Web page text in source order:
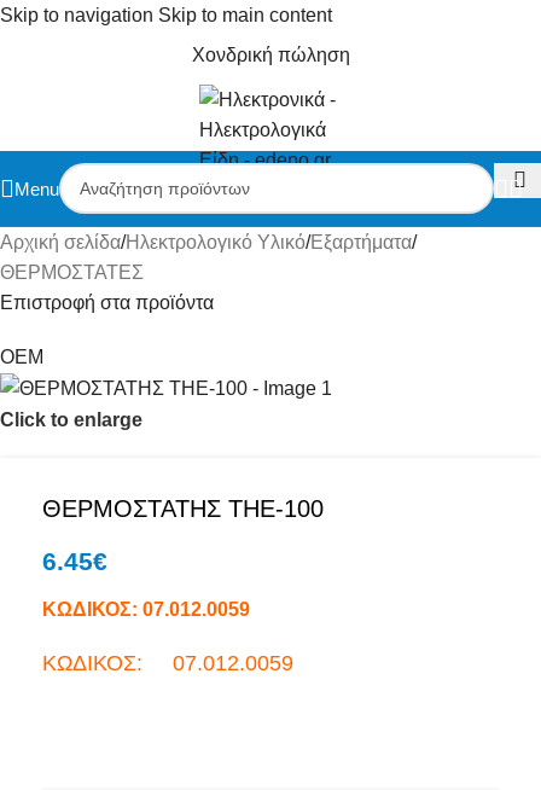
Skip to navigation Skip to main content
Χονδρική πώληση
Menu
Αρχική σελίδα/Ηλεκτρολογικό Υλικό/Εξαρτήματα/
ΘΕΡΜΟΣΤΑΤΕΣ
Επιστροφή στα προϊόντα
OEM
Click to enlarge
ΘΕΡΜΟΣΤΑΤΗΣ THE-100
6.45€
ΚΩΔΙΚΟΣ: 07.012.0059
ΚΩΔΙΚΟΣ: 07.012.0059